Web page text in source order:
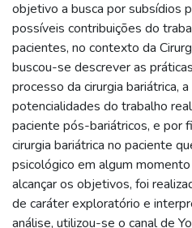
objetivo a busca por subsídios
possíveis contribuições do
pacientes, no contexto da
buscou-se descrever as
processo da cirurgia bariátrica,
potencialidades do trabalho
paciente pós-bariátricos, e por
cirurgia bariátrica no paciente
psicológico em algum
alcançar os objetivos, foi
de caráter exploratório e
análise, utilizou-se o canal de